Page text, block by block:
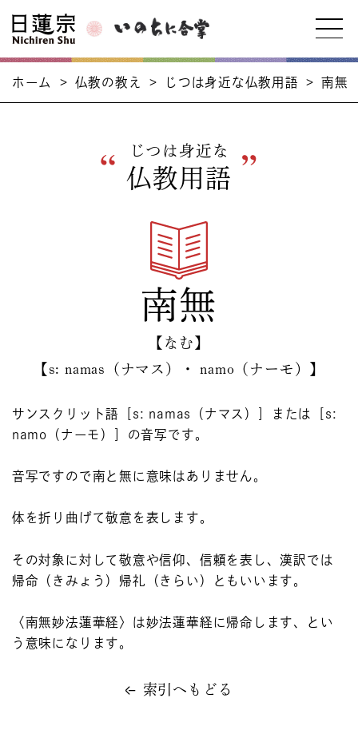
ホーム > 仏教の教え > じつは身近な仏教用語 > 南無
じつは身近な
仏教用語
南無
【なむ】
【s: namas（ナマス）・ namo（ナーモ）】
サンスクリット語［s: namas（ナマス）］または［s:
namo（ナーモ）］の音写です。
音写ですので南と無に意味はありません。
体を折り曲げて敬意を表します。
その対象に対して敬意や信仰、信頼を表し、漢訳では
帰命（きみょう）帰礼（きらい）ともいいます。
〈南無妙法蓮華経〉は妙法蓮華経に帰命します、とい
う意味になります。
索引へもどる